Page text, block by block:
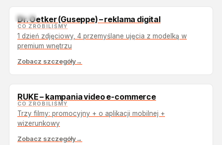
TOP
Dr. Oetker (Guseppe) – reklama digital
CO ZROBILIŚMY
1 dzień zdjęciowy, 4 przemyślane ujęcia z modelką w
premium wnętrzu
Zobacz szczegóły→
RUKE – kampania video e-commerce
CO ZROBILIŚMY
Trzy filmy: promocyjny + o aplikacji mobilnej +
wizerunkowy
Zobacz szczegóły→